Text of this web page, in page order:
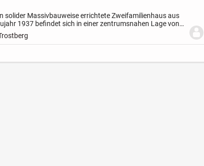
solider Massivbauweise errichtete Zweifamilienhaus aus
1937 befindet sich in einer zentrumsnahen Lage von
Das Wohnhaus verfügt über zwei nahezu identisch